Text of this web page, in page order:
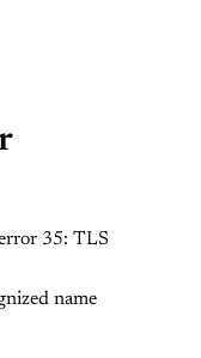
35: TLS
name